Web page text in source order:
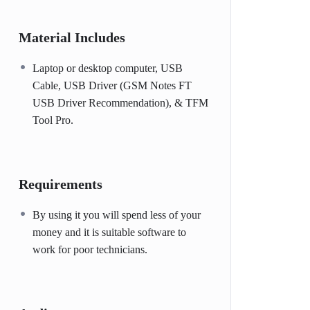
Material Includes
Laptop or desktop computer, USB
Cable, USB Driver (GSM Notes FT
USB Driver Recommendation), & TFM
Tool Pro.
Requirements
By using it you will spend less of your
money and it is suitable software to
work for poor technicians.